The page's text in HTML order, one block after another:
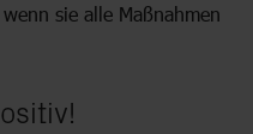
sie alle Maßnahmen